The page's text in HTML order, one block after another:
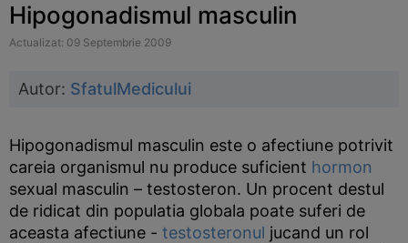
Hipogonadismul masculin
Actualizat: 09 Septembrie 2009
Autor: SfatulMedicului
Hipogonadismul masculin este o afectiune potrivit
careia organismul nu produce suficient hormon
sexual masculin – testosteron. Un procent destul
de ridicat din populatia globala poate suferi de
aceasta afectiune - testosteronul jucand un rol